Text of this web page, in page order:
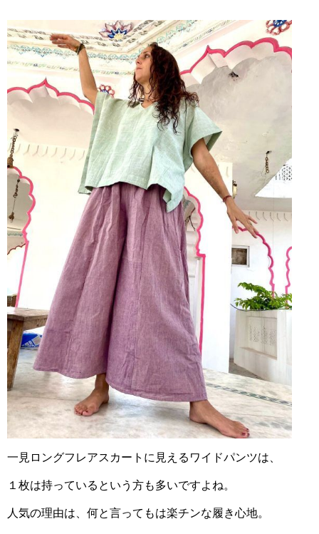
一見ロングフレアスカートに見えるワイドパンツは、
１枚は持っているという方も多いですよね。
人気の理由は、何と言ってもは楽チンな履き心地。